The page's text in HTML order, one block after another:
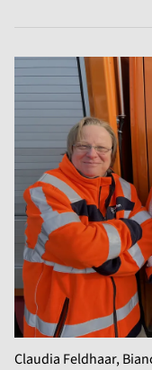
Claudia Feldhaar,